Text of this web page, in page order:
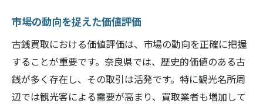
市場の動向を捉えた価値評価
古銭買取における価値評価は、市場の動向を正確に把握
することが重要です。奈良県では、歴史的価値のある古
銭が多く存在し、その取引は活発です。特に観光名所周
辺では観光客による需要が高まり、買取業者も増加して